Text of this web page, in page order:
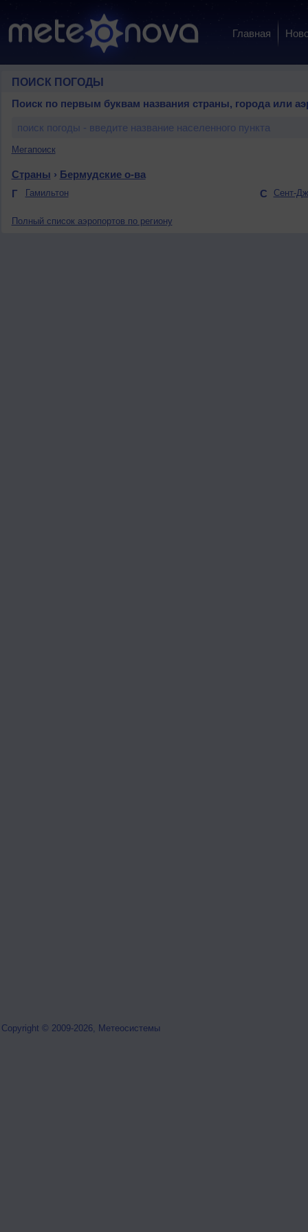
Главная
ПОИСК ПОГОДЫ
Поиск по первым буквам названия страны, города или
Мегапоиск
Страны › Бермудские о-ва
Г
Гамильтон С Сент-
Полный список аэропортов по региону
Copyright © 2009-2026, Метеосистемы